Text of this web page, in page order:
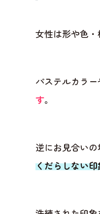
女性は形や色・
パステルカラ
す。
逆にお見合い
くだらしない